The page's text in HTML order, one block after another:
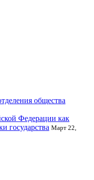
общества
Федерации как
государства Март 22,